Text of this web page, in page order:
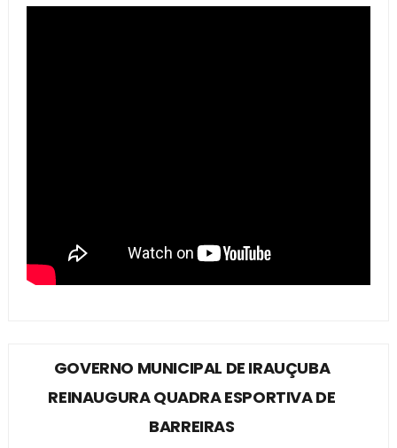
GOVERNO MUNICIPAL DE IRAUÇUBA
REINAUGURA QUADRA ESPORTIVA DE
BARREIRAS